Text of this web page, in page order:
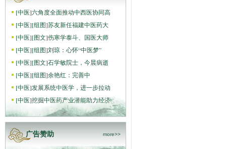
[中医]六角度全面推动中西医协同高
[中医][组图]苏友新任福建中医药大
[中医][图文]伤寒学泰斗、国医大师
[中医][组图]刘琼：心怀“中医梦”
[中医][图文]石学敏院士，今晨病逝
[中医][组图]​余艳红：完善中
[中医]发展系统中医学，进一步拉动
[中医]挖掘中医药产业潜能助力经济
广告赞助 more>>